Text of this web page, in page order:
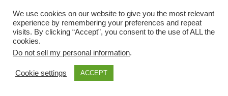
香港民意研究所 |網站使用條款(英文)
We use cookies on our website to give you the most relevant
experience by remembering your preferences and repeat
visits. By clicking “Accept”, you consent to the use of ALL the
cookies.
Do not sell my personal information.
Cookie settings ACCEPT